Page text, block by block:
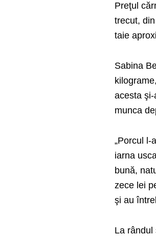
Preţul
trecut,
taie
Sabina
acesta
munca
„Porcul l-
iarna
bună,
zece lei
şi au
La rândul